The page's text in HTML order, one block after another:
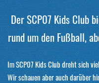
Der SCP07 Kids Club
rund um den Fußball,
Im SCP07 Kids Club dreht sich
Wir schauen aber auch darüber